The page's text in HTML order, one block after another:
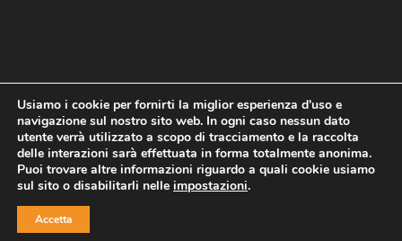
Home Statuto e bilancio
Contatti
Privacy
Cookie Child Protection Policy
Copyright © 2021 AddioPizzo | Tutti i diritti riservati | Sede
Usiamo i cookie per fornirti la miglior esperienza d'uso e
navigazione sul nostro sito web. In ogni caso nessun dato
utente verrà utilizzato a scopo di tracciamento e la raccolta
delle interazioni sarà effettuata in forma totalmente anonima.
Puoi trovare altre informazioni riguardo a quali cookie usiamo
sul sito o disabilitarli nelle impostazioni.
Accetta